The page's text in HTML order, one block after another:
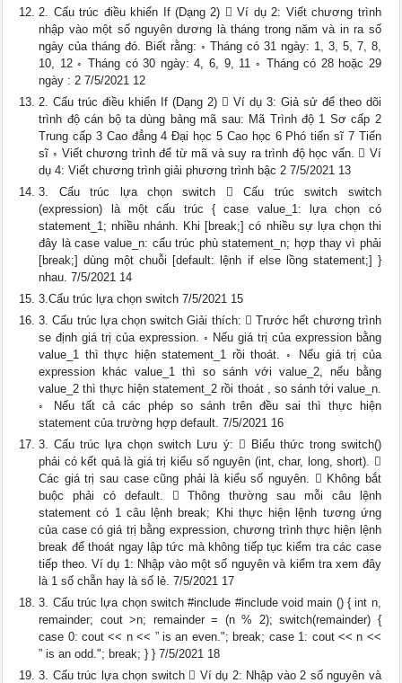
2. Cấu trúc điều khiển If (Dạng 2)  Ví dụ 2: Viết chương trình
nhập vào một số nguyên dương là tháng trong năm và in ra số
ngày của tháng đó. Biết rằng: ◦ Tháng có 31 ngày: 1, 3, 5, 7, 8,
10, 12 ◦ Tháng có 30 ngày: 4, 6, 9, 11 ◦ Tháng có 28 hoặc 29
ngày : 2 7/5/2021 12
2. Cấu trúc điều khiển If (Dạng 2)  Ví dụ 3: Giả sử để theo dõi
trình độ cán bộ ta dùng bảng mã sau: Mã Trình độ 1 Sơ cấp 2
Trung cấp 3 Cao đẳng 4 Đại học 5 Cao học 6 Phó tiến sĩ 7 Tiến
sĩ ◦ Viết chương trình để từ mã và suy ra trình độ học vấn.  Ví
dụ 4: Viết chương trình giải phương trình bậc 2 7/5/2021 13
3. Cấu trúc lựa chọn switch  Cấu trúc switch switch
(expression) là một cấu trúc { case value_1: lựa chọn có
statement_1; nhiều nhánh. Khi [break;] có nhiều sự lựa chọn thi
đây là case value_n: cấu trúc phù statement_n; hợp thay vì phải
[break;] dùng một chuỗi [default: lệnh if else lồng statement;] }
nhau. 7/5/2021 14
3.Cấu trúc lựa chọn switch 7/5/2021 15
3. Cấu trúc lựa chọn switch Giải thích:  Trước hết chương trình
se định giá trị của expression. ◦ Nếu giá trị của expression bằng
value_1 thì thực hiện statement_1 rồi thoát. ◦ Nếu giá trị của
expression khác value_1 thì so sánh với value_2, nếu bằng
value_2 thì thực hiện statement_2 rồi thoát , so sánh tới value_n.
◦ Nếu tất cả các phép so sánh trên đều sai thì thực hiện
statement của trường hợp default. 7/5/2021 16
3. Cấu trúc lựa chọn switch Lưu ý:  Biểu thức trong switch()
phải có kết quả là giá trị kiểu số nguyên (int, char, long, short). 
Các giá trị sau case cũng phải là kiểu số nguyên.  Không bắt
buộc phải có default.  Thông thường sau mỗi câu lệnh
statement có 1 câu lệnh break; Khi thực hiện lệnh tương ứng
của case có giá trị bằng expression, chương trình thực hiện lệnh
break để thoát ngay lập tức mà không tiếp tục kiểm tra các case
tiếp theo. Ví dụ 1: Nhập vào một số nguyên và kiểm tra xem đây
là 1 số chẵn hay là số lẻ. 7/5/2021 17
3. Cấu trúc lựa chọn switch #include #include void main () { int n,
remainder; cout >n; remainder = (n % 2); switch(remainder) {
case 0: cout << n << ” is an even."; break; case 1: cout << n <<
” is an odd."; break; } } 7/5/2021 18
3. Cấu trúc lựa chọn switch  Ví dụ 2: Nhập vào 2 số nguyên và